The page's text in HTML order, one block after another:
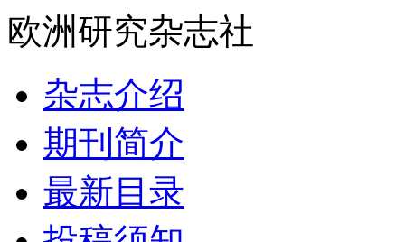
欧洲研究杂志社
杂志介绍
期刊简介
最新目录